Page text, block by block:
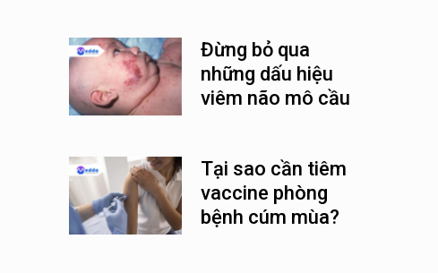
Đừng bỏ qua
những dấu hiệu
viêm não mô cầu
Tại sao cần tiêm
vaccine phòng
bệnh cúm mùa?